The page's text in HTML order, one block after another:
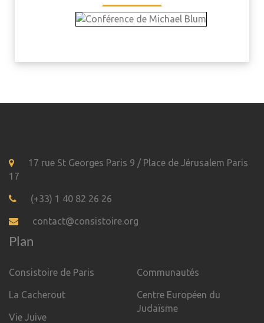
17 rue St Georges Paris 9 / Place de Jérusalem Paris
17
(+33) 1 40 82 26 26
contact@consistoire.org
Plan
Consistoire de Paris
La Cacherout
Vie Juive
Communautés
Centre Européen du
Judaïsme